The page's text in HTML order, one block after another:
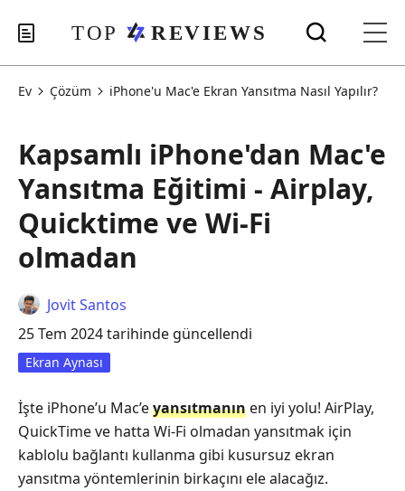
Ev Çözüm iPhone'u Mac'e Ekran Yansıtma Nasıl Yapılır?
Kapsamlı iPhone'dan Mac'e
Yansıtma Eğitimi - Airplay,
Quicktime ve Wi-Fi
olmadan
Jovit Santos
25 Tem 2024 tarihinde güncellendi
Ekran Aynası
İşte iPhone’u Mac’eyansıtmanın en iyi yolu! AirPlay,
QuickTime ve hatta Wi‑Fi olmadan yansıtmak için
kablolu bağlantı kullanma gibi kusursuz ekran
yansıtma yöntemlerinin birkaçını ele alacağız.